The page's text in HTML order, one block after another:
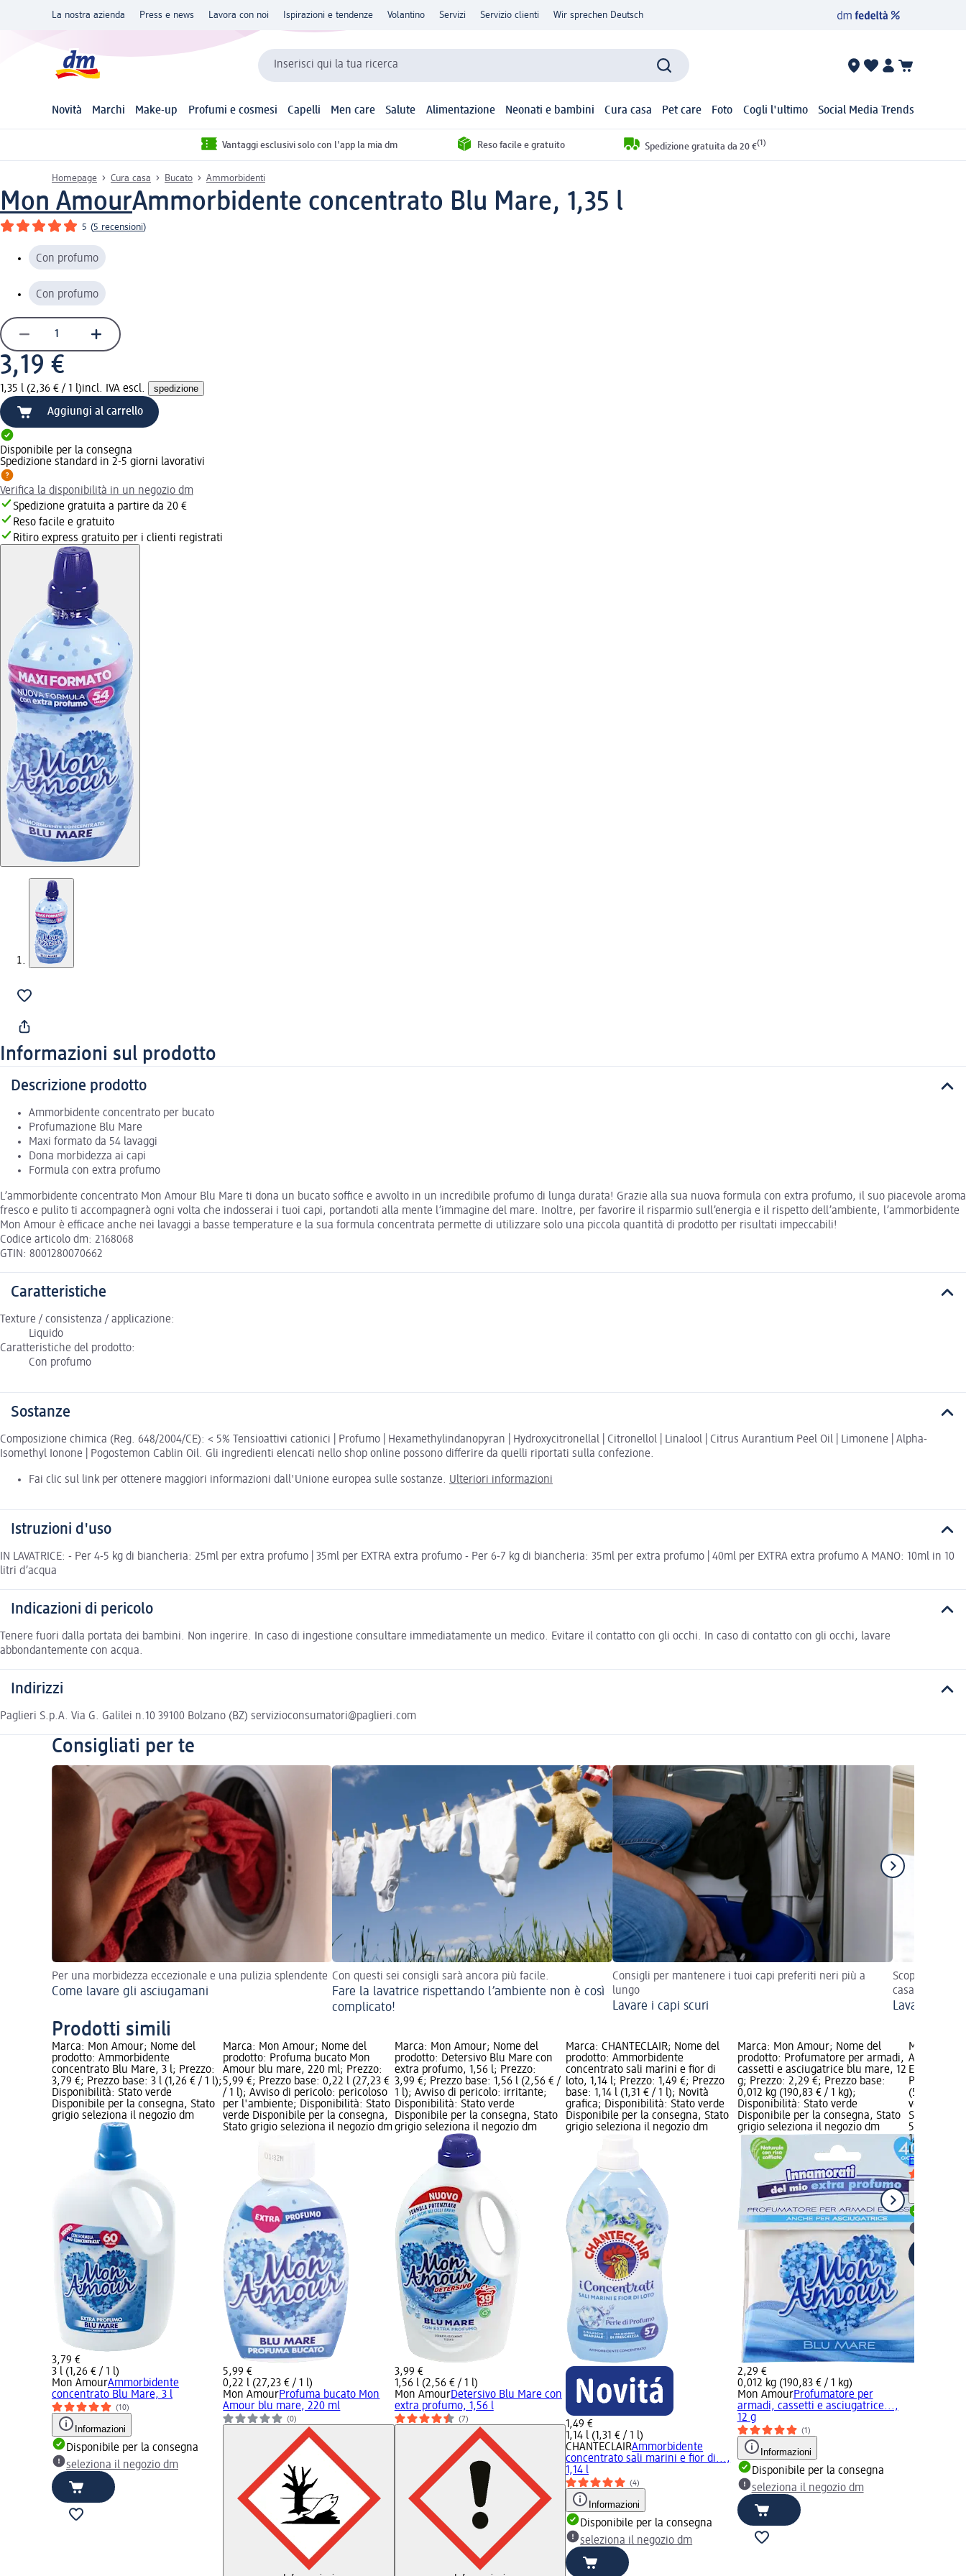
La nostra azienda Press e news Lavora con noi Ispirazioni e tendenze Volantino Servizi Servizio clienti Wir sprechen Deutsch
Inserisci qui la tua ricerca
Novità Marchi Make-up Profumi e cosmesi Capelli Men care Salute Alimentazione Neonati e bambini Cura casa Pet care Foto Cogli l'ultimo Social Media Trends
Vantaggi esclusivi solo con l'app la mia dm Reso facile e gratuito Spedizione gratuita da 20 €(1)
Homepage Cura casa Bucato Ammorbidenti
Mon AmourAmmorbidente concentrato Blu Mare, 1,35 l
5 (5 recensioni)
Con profumo
Con profumo
3,19 €
1,35 l (2,36 € / 1 l)incl. IVA escl. spedizione
Aggiungi al carrello
Disponibile per la consegna
Spedizione standard in 2-5 giorni lavorativi
Verifica la disponibilità in un negozio dm
Spedizione gratuita a partire da 20 €
Reso facile e gratuito
Ritiro express gratuito per i clienti registrati
Informazioni sul prodotto
Descrizione prodotto
Ammorbidente concentrato per bucato
Profumazione Blu Mare
Maxi formato da 54 lavaggi
Dona morbidezza ai capi
Formula con extra profumo
L’ammorbidente concentrato Mon Amour Blu Mare ti dona un bucato soffice e avvolto in un incredibile profumo di lunga durata! Grazie alla sua nuova formula con extra profumo, il suo piacevole aroma
fresco e pulito ti accompagnerà ogni volta che indosserai i tuoi capi, portandoti alla mente l’immagine del mare. Inoltre, per favorire il risparmio sull’energia e il rispetto dell’ambiente, l’ammorbidente
Mon Amour è efficace anche nei lavaggi a basse temperature e la sua formula concentrata permette di utilizzare solo una piccola quantità di prodotto per risultati impeccabili!
Codice articolo dm: 2168068
GTIN: 8001280070662
Caratteristiche
Texture / consistenza / applicazione:
Liquido
Caratteristiche del prodotto:
Con profumo
Sostanze
Composizione chimica (Reg. 648/2004/CE): < 5% Tensioattivi cationici | Profumo | Hexamethylindanopyran | Hydroxycitronellal | Citronellol | Linalool | Citrus Aurantium Peel Oil | Limonene | Alpha-
Isomethyl Ionone | Pogostemon Cablin Oil. Gli ingredienti elencati nello shop online possono differire da quelli riportati sulla confezione.
Fai clic sul link per ottenere maggiori informazioni dall'Unione europea sulle sostanze. Ulteriori informazioni
Istruzioni d'uso
IN LAVATRICE: - Per 4-5 kg di biancheria: 25ml per extra profumo | 35ml per EXTRA extra profumo - Per 6-7 kg di biancheria: 35ml per extra profumo | 40ml per EXTRA extra profumo A MANO: 10ml in 10
litri d’acqua
Indicazioni di pericolo
Tenere fuori dalla portata dei bambini. Non ingerire. In caso di ingestione consultare immediatamente un medico. Evitare il contatto con gli occhi. In caso di contatto con gli occhi, lavare
abbondantemente con acqua.
Indirizzi
Paglieri S.p.A. Via G. Galilei n.10 39100 Bolzano (BZ) servizioconsumatori@paglieri.com
Consigliati per te
Per una morbidezza eccezionale e una pulizia splendente
Come lavare gli asciugamani
Con questi sei consigli sarà ancora più facile.
Fare la lavatrice rispettando l’ambiente non è così
complicato!
Consigli per mantenere i tuoi capi preferiti neri più a
lungo
Lavare i capi scuri
Scopri trucchi
casa
Lavare le
Prodotti simili
Marca: Mon Amour; Nome del
prodotto: Ammorbidente
concentrato Blu Mare, 3 l; Prezzo:
3,79 €; Prezzo base: 3 l (1,26 € / 1 l);
Disponibilità: Stato verde
Disponibile per la consegna, Stato
grigio seleziona il negozio dm
3,79 €
3 l (1,26 € / 1 l)
Mon AmourAmmorbidente
concentrato Blu Mare, 3 l
(10)
Informazioni
Disponibile per la consegna
seleziona il negozio dm
Marca: Mon Amour; Nome del
prodotto: Profuma bucato Mon
Amour blu mare, 220 ml; Prezzo:
5,99 €; Prezzo base: 0,22 l (27,23 €
/ 1 l); Avviso di pericolo: pericoloso
per l'ambiente; Disponibilità: Stato
verde Disponibile per la consegna,
Stato grigio seleziona il negozio dm
5,99 €
0,22 l (27,23 € / 1 l)
Mon AmourProfuma bucato Mon
Amour blu mare, 220 ml
(0)
Marca: Mon Amour; Nome del
prodotto: Detersivo Blu Mare con
extra profumo, 1,56 l; Prezzo:
3,99 €; Prezzo base: 1,56 l (2,56 € /
1 l); Avviso di pericolo: irritante;
Disponibilità: Stato verde
Disponibile per la consegna, Stato
grigio seleziona il negozio dm
3,99 €
1,56 l (2,56 € / 1 l)
Mon AmourDetersivo Blu Mare con
extra profumo, 1,56 l
(7)
Marca: CHANTECLAIR; Nome del
prodotto: Ammorbidente
concentrato sali marini e fior di
loto, 1,14 l; Prezzo: 1,49 €; Prezzo
base: 1,14 l (1,31 € / 1 l); Novità
grafica; Disponibilità: Stato verde
Disponibile per la consegna, Stato
grigio seleziona il negozio dm
1,49 €
1,14 l (1,31 € / 1 l)
CHANTECLAIRAmmorbidente
concentrato sali marini e fior di...,
1,14 l
(4)
Informazioni
Disponibile per la consegna
seleziona il negozio dm
Marca: Mon Amour; Nome del
prodotto: Profumatore per armadi,
cassetti e asciugatrice blu mare, 12
g; Prezzo: 2,29 €; Prezzo base:
0,012 kg (190,83 € / 1 kg);
Disponibilità: Stato verde
Disponibile per la consegna, Stato
grigio seleziona il negozio dm
2,29 €
0,012 kg (190,83 € / 1 kg)
Mon AmourProfumatore per
armadi, cassetti e asciugatrice...,
12 g
(1)
Informazioni
Disponibile per la consegna
seleziona il negozio dm
Marca:
Essenze di
Prezzo:
(5,19 € / 1
verde
Stato
5,99 €
1,155 l
Lenor
Essenze di